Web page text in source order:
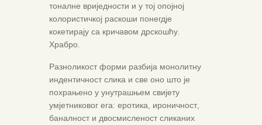
тоналне вриједности и у тој опојној
колористичкој раскоши понегдје
кокетирају са кричавом дрскошћу.
Храбро.
Разноликост форми разбија монолитну
индентичност слика и све оно што је
похрањено у унутрашњем свијету
умјетниковог ега: еротика, ироничност,
баналност и двосмисленост сликаних